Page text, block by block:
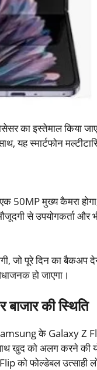
का इस्तेमाल किया
स्मार्टफोन
मुख्य कैमरा होगा,
से उपयोगकर्ता और
जो पूरे दिन का बैकअप
हो जाएगा।
की स्थिति
के Galaxy Z
खुद को अलग करने की
को फोल्डेबल उत्साही